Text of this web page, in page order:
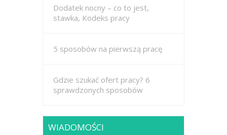
Dodatek nocny – co to jest,
stawka, Kodeks pracy
5 sposobów na pierwszą pracę
Gdzie szukać ofert pracy? 6
sprawdzonych sposobów
WIADOMOŚCI